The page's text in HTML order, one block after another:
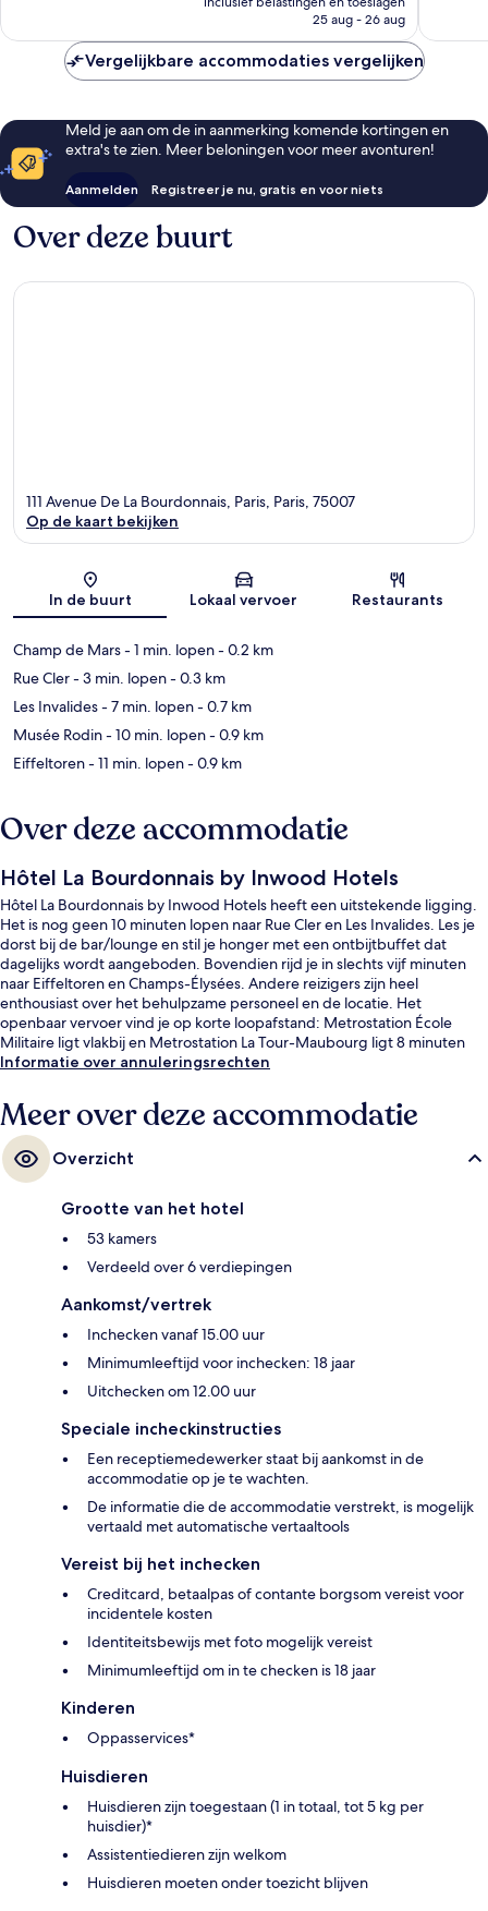
is
25 aug - 26 aug
Vergelijkbare accommodaties vergelijken
Meld je aan om de in aanmerking komende kortingen en
extra's te zien. Meer beloningen voor meer avonturen!
Aanmelden Registreer je nu, gratis en voor niets
Over deze buurt
Kaart
111 Avenue De La Bourdonnais, Paris, Paris, 75007
Op de kaart bekijken
In de buurt Lokaal vervoer Restaurants
Champ de Mars- 1 min. lopen- 0.2 km
Rue Cler- 3 min. lopen- 0.3 km
Les Invalides- 7 min. lopen- 0.7 km
Musée Rodin- 10 min. lopen- 0.9 km
Eiffeltoren- 11 min. lopen- 0.9 km
Over deze accommodatie
Hôtel La Bourdonnais by Inwood Hotels
Hôtel La Bourdonnais by Inwood Hotels heeft een uitstekende ligging.
Het is nog geen 10 minuten lopen naar Rue Cler en Les Invalides. Les je
dorst bij de bar/lounge en stil je honger met een ontbijtbuffet dat
dagelijks wordt aangeboden. Bovendien rijd je in slechts vijf minuten
naar Eiffeltoren en Champs-Élysées. Andere reizigers zijn heel
enthousiast over het behulpzame personeel en de locatie. Het
openbaar vervoer vind je op korte loopafstand: Metrostation École
Militaire ligt vlakbij en Metrostation La Tour-Maubourg ligt 8 minuten
verderop.
Informatie over annuleringsrechten
Meer over deze accommodatie
Overzicht
Grootte van het hotel
53 kamers
Verdeeld over 6 verdiepingen
Aankomst/vertrek
Inchecken vanaf 15.00 uur
Minimumleeftijd voor inchecken: 18 jaar
Uitchecken om 12.00 uur
Speciale incheckinstructies
Een receptiemedewerker staat bij aankomst in de
accommodatie op je te wachten.
De informatie die de accommodatie verstrekt, is mogelijk
vertaald met automatische vertaaltools
Vereist bij het inchecken
Creditcard, betaalpas of contante borgsom vereist voor
incidentele kosten
Identiteitsbewijs met foto mogelijk vereist
Minimumleeftijd om in te checken is 18 jaar
Kinderen
Oppasservices*
Huisdieren
Huisdieren zijn toegestaan (1 in totaal, tot 5 kg per
huisdier)*
Assistentiedieren zijn welkom
Huisdieren moeten onder toezicht blijven